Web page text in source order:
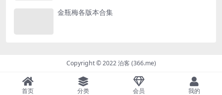
金瓶梅各版本合集
Copyright © 2022 泊客 (366.me)
首页 分类 会员 我的